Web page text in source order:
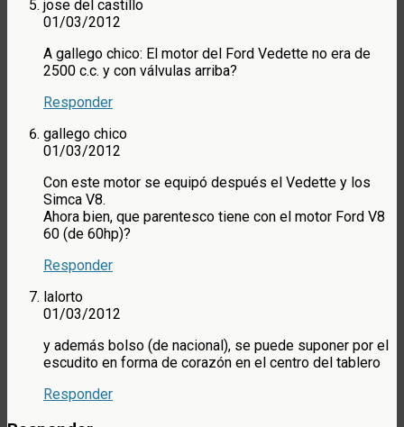
jose del castillo
01/03/2012
A gallego chico: El motor del Ford Vedette no era de
2500 c.c. y con válvulas arriba?
Responder
gallego chico
01/03/2012
Con este motor se equipó después el Vedette y los
Simca V8.
Ahora bien, que parentesco tiene con el motor Ford V8
60 (de 60hp)?
Responder
lalorto
01/03/2012
y además bolso (de nacional), se puede suponer por el
escudito en forma de corazón en el centro del tablero
Responder